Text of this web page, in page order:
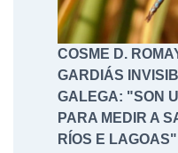
COSME D.
GARDIÁS
GALEGA: "SON
PARA MEDIR A
RÍOS E LAGOAS"